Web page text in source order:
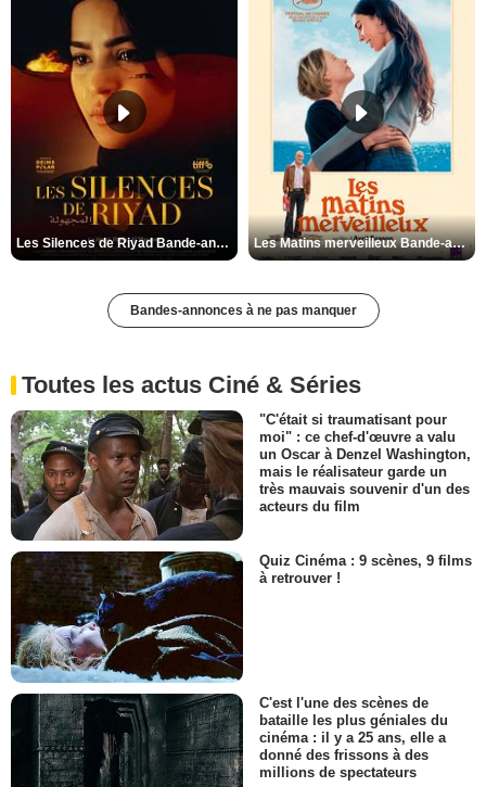
Les Silences de Riyad Bande-annonce VO STFR Les Matins merveilleux Bande-annonce VF
Bandes-annonces à ne pas manquer
Toutes les actus Ciné & Séries
"C'était si traumatisant pour
moi" : ce chef-d'œuvre a valu
un Oscar à Denzel Washington,
mais le réalisateur garde un
très mauvais souvenir d'un des
acteurs du film
Quiz Cinéma : 9 scènes, 9 films
à retrouver !
C'est l'une des scènes de
bataille les plus géniales du
cinéma : il y a 25 ans, elle a
donné des frissons à des
millions de spectateurs